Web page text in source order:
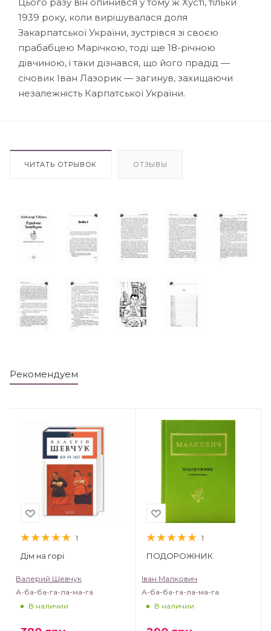
1939 року, коли вирішувалася доля
Закарпатської України, зустрівся зі своєю
прабабцею Марічкою, тоді ще 18-річною
дівчиною, і таки дізнався, що його прадід —
січовик Іван Лазорик — загинув, захищаючи
незалежність Карпатської України.
ЧИТАТЬ ОТРЫВОК ОТЗЫВЫ
Рекомендуем
1
Дім на горі
Валерий Шевчук
А-ба-ба-га-ла-ма-га
В наличии
1
ПОДОРОЖНИК.
Іван Малкович
А-ба-ба-га-ла-ма-га
В наличии